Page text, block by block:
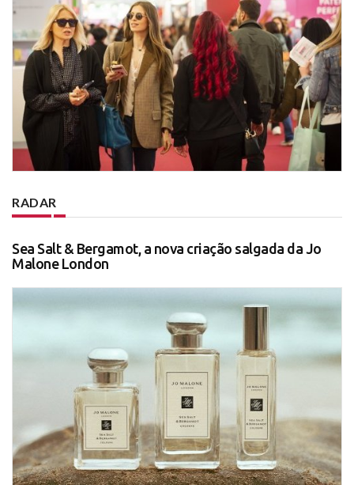
RADAR
Sea Salt & Bergamot, a nova criação salgada da Jo
Malone London